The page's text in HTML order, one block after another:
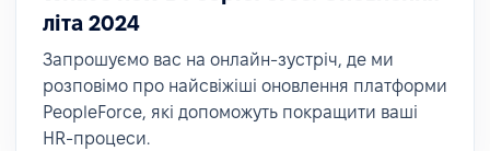
літа 2024
Запрошуємо вас на онлайн-зустріч, де ми
розповімо про найсвіжіші оновлення платформи
PeopleForce, які допоможуть покращити ваші
HR-процеси.